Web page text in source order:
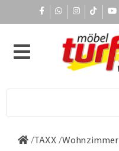
TAXX Wohnzimmer